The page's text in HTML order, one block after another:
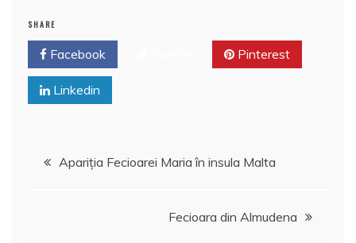
SHARE
Facebook Pinterest
Linkedin
Navigare
Apariţia Fecioarei Maria în insula Malta
Fecioara din Almudena